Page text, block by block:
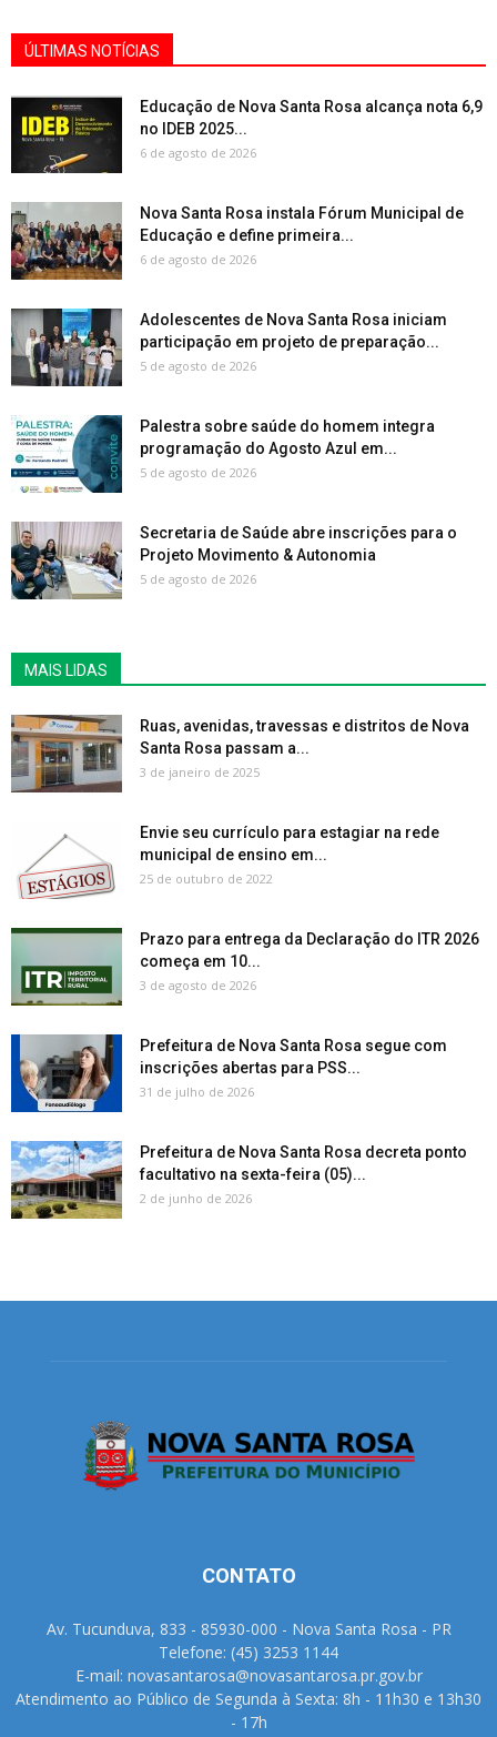
ÚLTIMAS NOTÍCIAS
Educação de Nova Santa Rosa alcança nota 6,9
no IDEB 2025...
6 de agosto de 2026
Nova Santa Rosa instala Fórum Municipal de
Educação e define primeira...
6 de agosto de 2026
Adolescentes de Nova Santa Rosa iniciam
participação em projeto de preparação...
5 de agosto de 2026
Palestra sobre saúde do homem integra
programação do Agosto Azul em...
5 de agosto de 2026
Secretaria de Saúde abre inscrições para o
Projeto Movimento & Autonomia
5 de agosto de 2026
MAIS LIDAS
Ruas, avenidas, travessas e distritos de Nova
Santa Rosa passam a...
3 de janeiro de 2025
Envie seu currículo para estagiar na rede
municipal de ensino em...
25 de outubro de 2022
Prazo para entrega da Declaração do ITR 2026
começa em 10...
3 de agosto de 2026
Prefeitura de Nova Santa Rosa segue com
inscrições abertas para PSS...
31 de julho de 2026
Prefeitura de Nova Santa Rosa decreta ponto
facultativo na sexta-feira (05)...
2 de junho de 2026
CONTATO
Av. Tucunduva, 833 - 85930-000 - Nova Santa Rosa - PR
Telefone: (45) 3253 1144
E-mail: novasantarosa@novasantarosa.pr.gov.br
Atendimento ao Público de Segunda à Sexta: 8h - 11h30 e 13h30
- 17h